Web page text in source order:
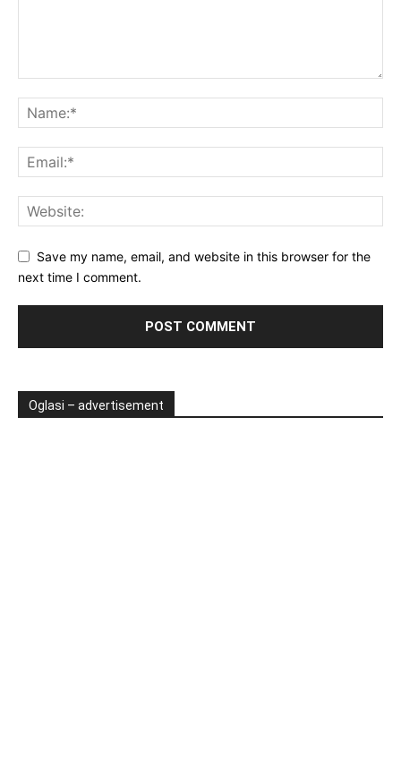
Save my name, email, and website in this browser for the
next time I comment.
Oglasi – advertisement